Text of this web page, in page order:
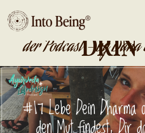
DA IST
DRIN
der Podcast - by